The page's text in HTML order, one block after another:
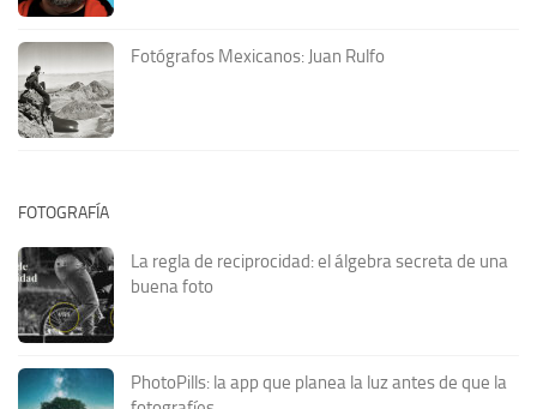
Fotógrafos Mexicanos: Juan Rulfo
FOTOGRAFÍA
La regla de reciprocidad: el álgebra secreta de una
buena foto
PhotoPills: la app que planea la luz antes de que la